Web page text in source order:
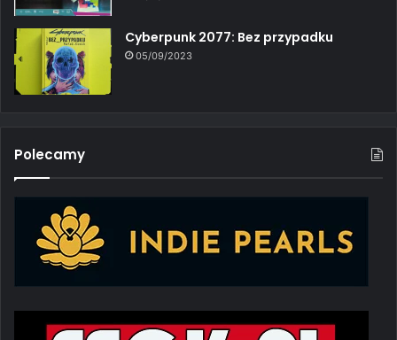
Cyberpunk 2077: Bez przypadku
05/09/2023
Polecamy